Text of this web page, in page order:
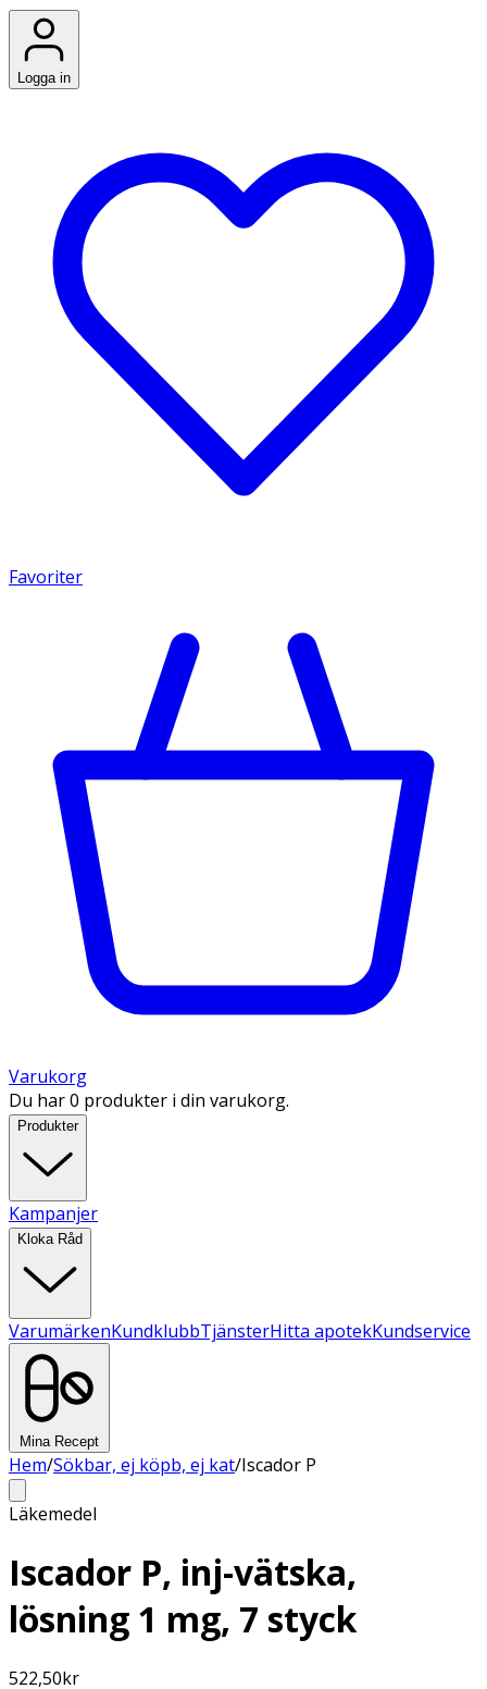
Logga in
Favoriter
Varukorg
Du har 0 produkter i din varukorg.
Produkter
Kampanjer
Kloka Råd
VarumärkenKundklubbTjänsterHitta apotekKundservice
Mina Recept
Hem/Sökbar, ej köpb, ej kat/Iscador P
Läkemedel
Iscador P, inj-vätska,
lösning 1 mg, 7 styck
522,50kr